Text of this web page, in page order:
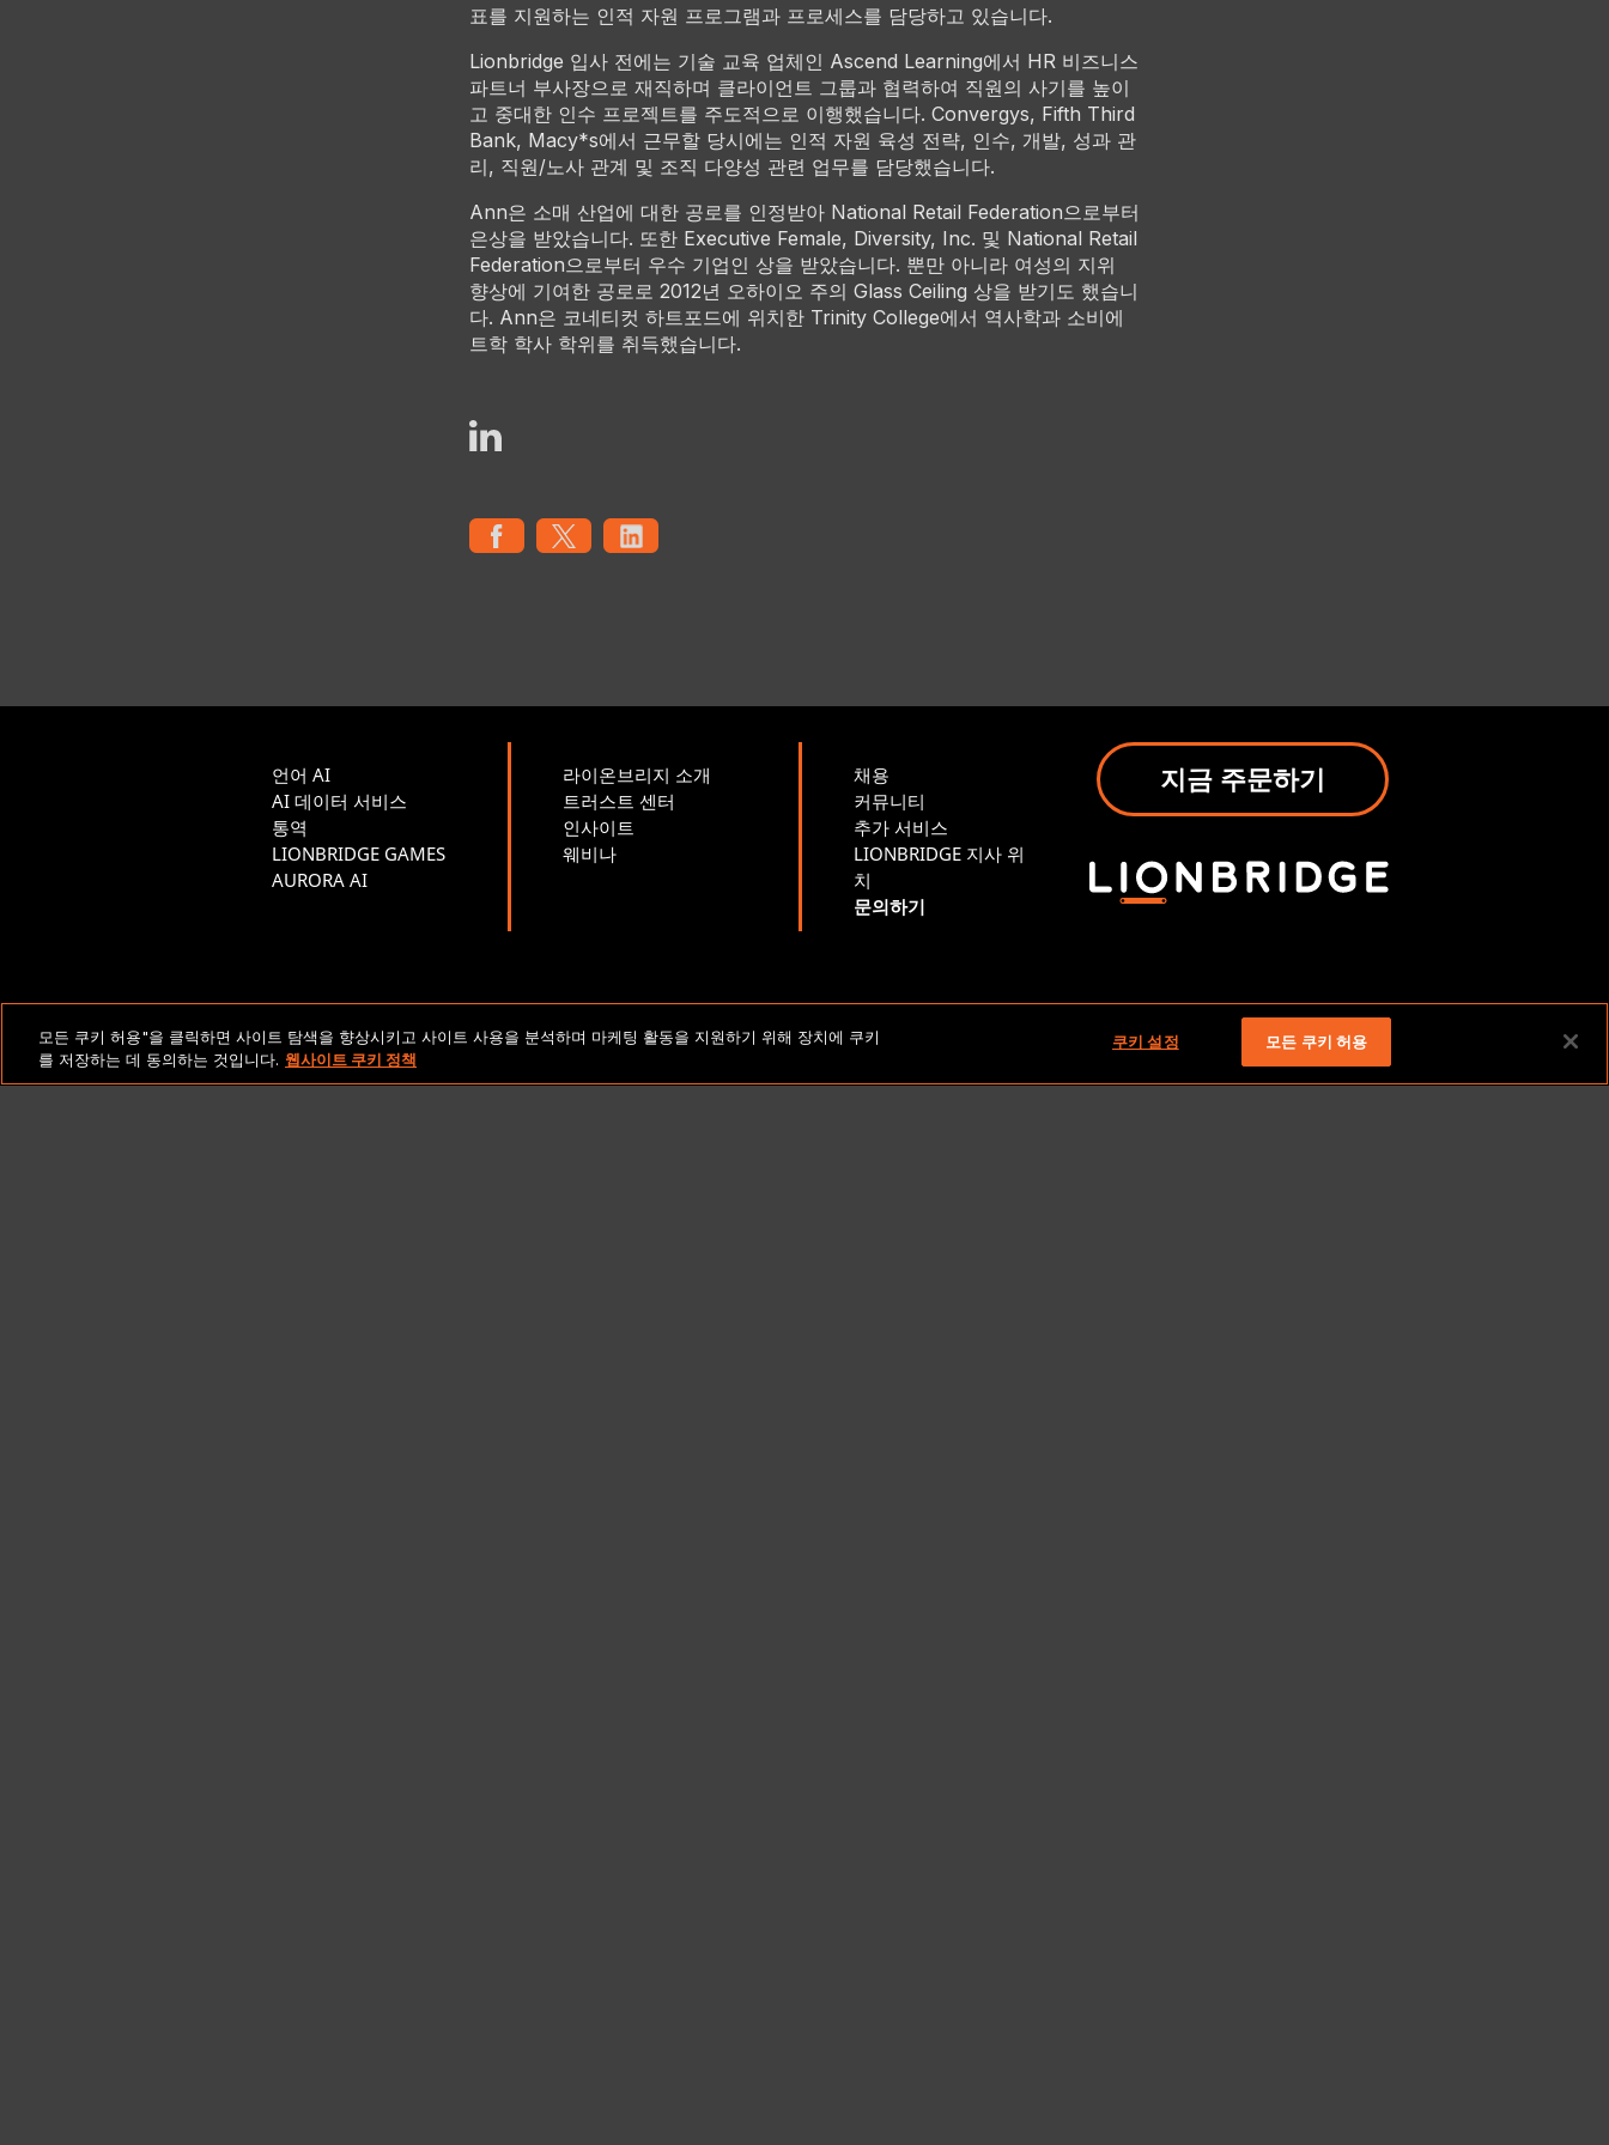
표를 지원하는 인적 자원 프로그램과 프로세스를 담당하고 있습니다.
Lionbridge 입사 전에는 기술 교육 업체인 Ascend Learning에서 HR 비즈니스
파트너 부사장으로 재직하며 클라이언트 그룹과 협력하여 직원의 사기를 높이
고 중대한 인수 프로젝트를 주도적으로 이행했습니다. Convergys, Fifth Third
Bank, Macy*s에서 근무할 당시에는 인적 자원 육성 전략, 인수, 개발, 성과 관
리, 직원/노사 관계 및 조직 다양성 관련 업무를 담당했습니다.
Ann은 소매 산업에 대한 공로를 인정받아 National Retail Federation으로부터
은상을 받았습니다. 또한 Executive Female, Diversity, Inc. 및 National Retail
Federation으로부터 우수 기업인 상을 받았습니다. 뿐만 아니라 여성의 지위
향상에 기여한 공로로 2012년 오하이오 주의 Glass Ceiling 상을 받기도 했습니
다. Ann은 코네티컷 하트포드에 위치한 Trinity College에서 역사학과 소비에
트학 학사 학위를 취득했습니다.
언어 AI
AI 데이터 서비스
통역
LIONBRIDGE GAMES
AURORA AI
라이온브리지 소개
트러스트 센터
인사이트
웨비나
채용
커뮤니티
추가 서비스
LIONBRIDGE 지사 위
치
문의하기
지금 주문하기
법적 고지 및 정책 저작권 2026 Lionbridge Technologies, LLC. 모든 권리 보유.
모든 쿠키 허용"을 클릭하면 사이트 탐색을 향상시키고 사이트 사용을 분석하며 마케팅 활동을 지원하기 위해 장치에 쿠키
를 저장하는 데 동의하는 것입니다. 웹사이트 쿠키 정책
쿠키 설정 모든 쿠키 허용